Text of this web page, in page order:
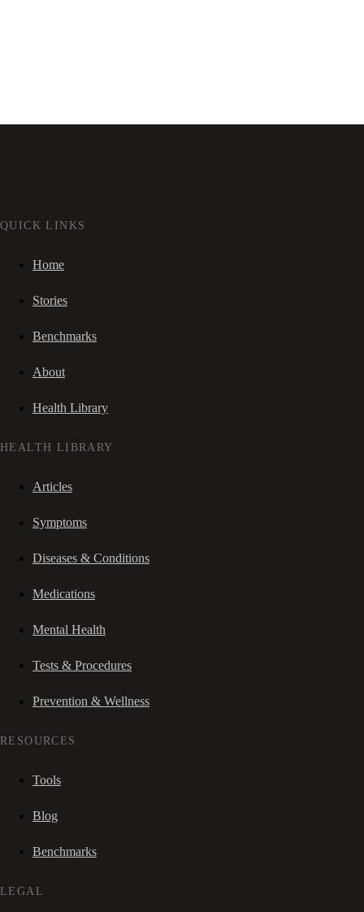
QUICK LINKS
Home
Stories
Benchmarks
About
Health Library
HEALTH LIBRARY
Articles
Symptoms
Diseases & Conditions
Medications
Mental Health
Tests & Procedures
Prevention & Wellness
RESOURCES
Tools
Blog
Benchmarks
LEGAL